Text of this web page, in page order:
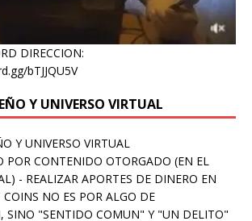
DIRECCION:
bTJJQU5V
Y UNIVERSO VIRTUAL
Y UNIVERSO VIRTUAL
POR CONTENIDO OTORGADO (EN EL
- REALIZAR APORTES DE DINERO EN
NO ES POR ALGO DE
SINO "SENTIDO COMUN" Y "UN DELITO"